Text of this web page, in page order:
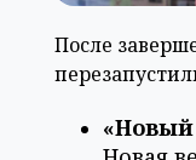
После
«Новый